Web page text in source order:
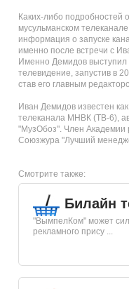
Каких-либо подробностей
мусульманском
информация о запуске
именно после встречи с
Именно Демидов выступил
телевидение, запустив в
став его главным
Иван Демидов известен
телеканала МНВК (ТВ-6),
"МузОбоз". Член Академии
Союзжура "Лучший
Смотрите также:
Билайн
"ВымпелКом" может
рекламного прису ...